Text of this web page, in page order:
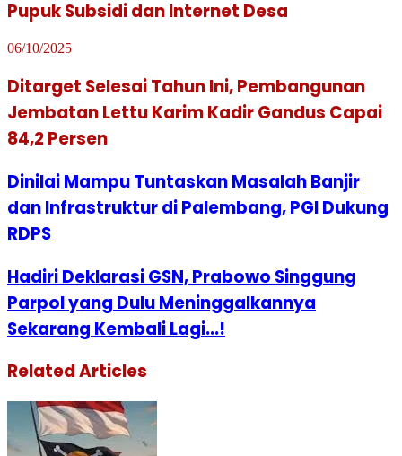
Pupuk Subsidi dan Internet Desa
06/10/2025
Ditarget Selesai Tahun Ini, Pembangunan
Jembatan Lettu Karim Kadir Gandus Capai
84,2 Persen
Dinilai Mampu Tuntaskan Masalah Banjir
dan Infrastruktur di Palembang, PGI Dukung
RDPS
Hadiri Deklarasi GSN, Prabowo Singgung
Parpol yang Dulu Meninggalkannya
Sekarang Kembali Lagi...!
Related Articles